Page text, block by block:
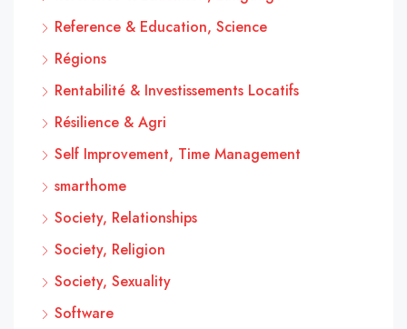
Reference & Education, Science
Régions
Rentabilité & Investissements Locatifs
Résilience & Agri
Self Improvement, Time Management
smarthome
Society, Relationships
Society, Religion
Society, Sexuality
Software